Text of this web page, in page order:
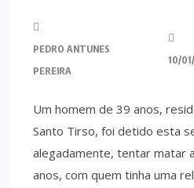
PEDRO ANTUNES
PEREIRA
10/
Um homem de 39 anos,
Santo Tirso, foi detido esta
alegadamente, tentar matar
anos, com quem tinha uma